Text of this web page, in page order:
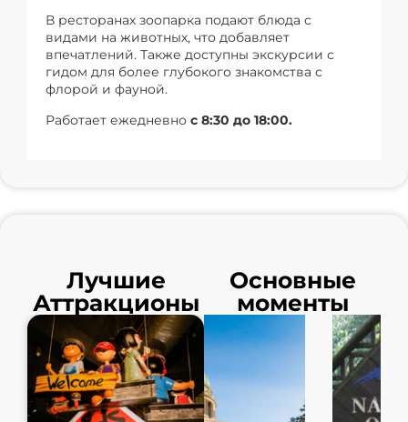
В ресторанах зоопарка подают блюда с
видами на животных, что добавляет
впечатлений. Также доступны экскурсии с
гидом для более глубокого знакомства с
флорой и фауной.
Работает ежедневно с 8:30 до 18:00.
Лучшие
Аттракционы
Основные
моменты